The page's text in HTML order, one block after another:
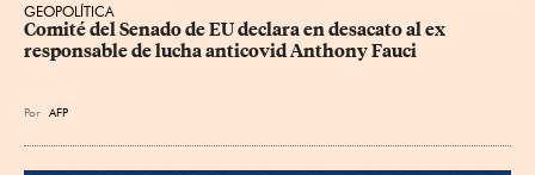
GEOPOLÍTICA
Comité del Senado de EU declara en desacato al ex
responsable de lucha anticovid Anthony Fauci
Por AFP